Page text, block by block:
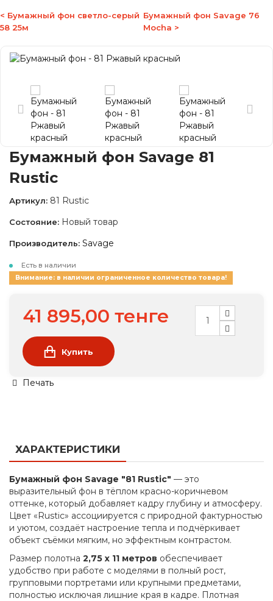
< Бумажный фон светло-серый
58 25м
Бумажный фон Savage 76
Mocha >
Бумажный фон Savage 81
Rustic
Артикул: 81 Rustic
Состояние: Новый товар
Производитель: Savage
Есть в наличии
Внимание: в наличии ограниченное количество товара!
41 895,00 тенге
Купить
Печать
ХАРАКТЕРИСТИКИ
Бумажный фон Savage "81 Rustic" — это
выразительный фон в тёплом красно-коричневом
оттенке, который добавляет кадру глубину и атмосферу.
Цвет «Rustic» ассоциируется с природной фактурностью
и уютом, создаёт настроение тепла и подчёркивает
объект съёмки мягким, но эффектным контрастом.
Размер полотна 2,75 x 11 метров обеспечивает
удобство при работе с моделями в полный рост,
групповыми портретами или крупными предметами,
полностью исключая лишние края в кадре. Плотная